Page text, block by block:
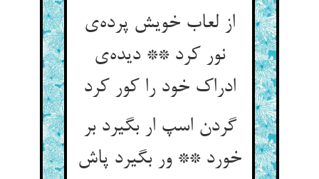
از لعاب خویش پرده‌ی
نور کرد ** دیده‌ی
ادراک خود را کور کرد
گردن اسپ ار بگیرد بر
خورد ** ور بگیرد پاش